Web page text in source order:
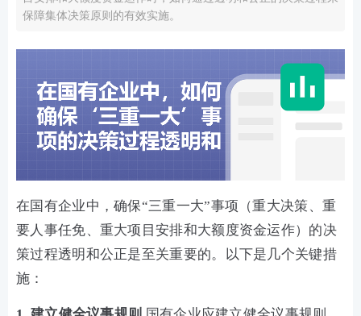
保障集体决策原则的有效实施。
在国有企业中，确保“三重一大”事项（重大决策、重
要人事任免、重大项目安排和大额度资金运作）的决
策过程透明和公正是至关重要的。以下是几个关键措
施：